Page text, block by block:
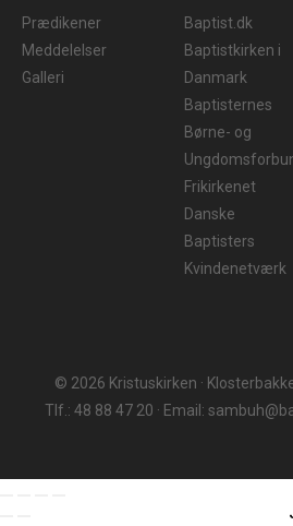
Prædikener
Meddelelser
Galleri
Baptist.dk
Baptistkirken i
Danmark
Baptisternes
Børne- og
Frikirkenet
Danske
Baptisters
Kvindenetværk
© 2026 Kristuskirken ·
Tlf.: 48 88 47 20 · Email: